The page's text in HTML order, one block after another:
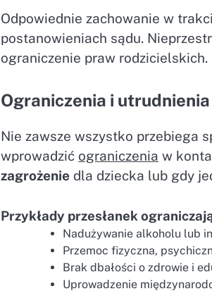
Odpowiednie zachowanie w
postanowieniach sądu.
ograniczenie praw rodzicielskich.
Ograniczenia i
Nie zawsze wszystko przebiega
wprowadzić ograniczenia w
zagrożenie dla dziecka lub gdy
Przykłady przesłanek
Nadużywanie alkoholu lub
Przemoc fizyczna,
Brak dbałości o zdrowie i
Uprowadzenie